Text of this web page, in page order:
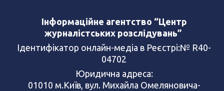
Інформаційне агентство “Центр
журналістських розслідувань”
Ідентифікатор онлайн-медіа в Реєстрі:№ R40-
04702
Юридична адреса:
01010 м.Київ, вул. Михайла Омеляновича-